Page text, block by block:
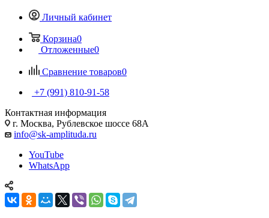
Личный кабинет
Корзина0
Отложенные0
Сравнение товаров0
+7 (991) 810-91-58
Контактная информация
г. Москва, Рублевское шоссе 68А
info@sk-amplituda.ru
YouTube
WhatsApp